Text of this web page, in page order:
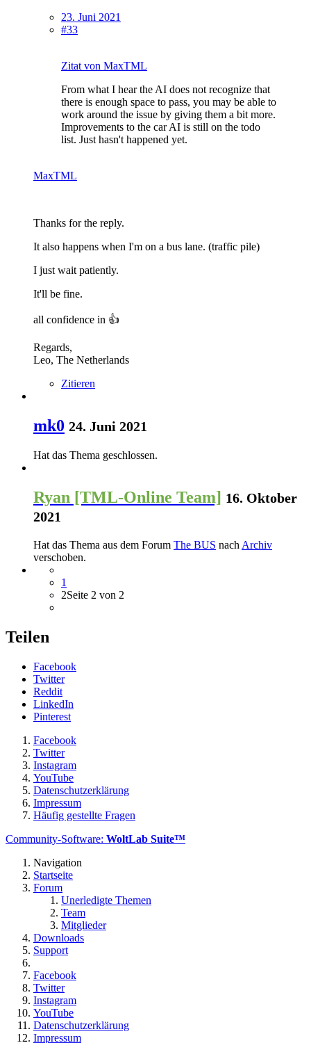
23. Juni 2021
#33
Zitat von MaxTML
From what I hear the AI does not recognize that
there is enough space to pass, you may be able to
work around the issue by giving them a bit more.
Improvements to the car AI is still on the todo
list. Just hasn't happened yet.
MaxTML
Thanks for the reply.
It also happens when I'm on a bus lane. (traffic pile)
I just wait patiently.
It'll be fine.
all confidence in 👍
Regards,
Leo, The Netherlands
Zitieren
mk0 24. Juni 2021
Hat das Thema geschlossen.
Ryan [TML-Online Team] 16. Oktober
2021
Hat das Thema aus dem Forum The BUS nachArchiv
verschoben.
1
2Seite 2 von 2
Teilen
Facebook
Twitter
Reddit
LinkedIn
Pinterest
Facebook
Twitter
Instagram
YouTube
Datenschutzerklärung
Impressum
Häufig gestellte Fragen
Community-Software: WoltLab Suite™
Navigation
Startseite
Forum
Unerledigte Themen
Team
Mitglieder
Downloads
Support
Facebook
Twitter
Instagram
YouTube
Datenschutzerklärung
Impressum